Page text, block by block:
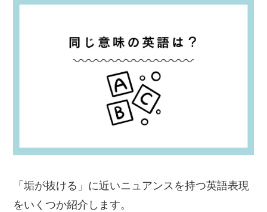
「垢が抜ける」に近いニュアンスを持つ英語表現
をいくつか紹介します。